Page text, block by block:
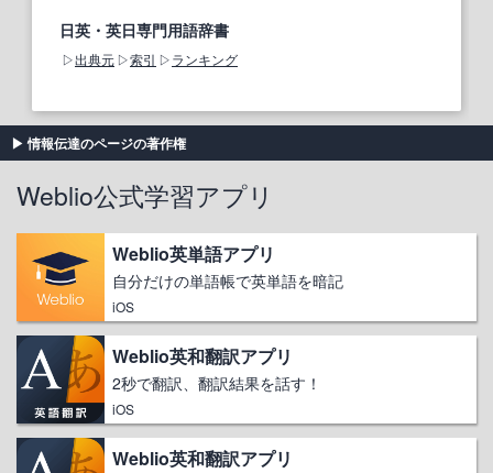
日英・英日専門用語辞書
出典元 索引 ランキング
情報伝達のページの著作権
Weblio公式学習アプリ
Weblio英単語アプリ
自分だけの単語帳で英単語を暗記
iOS
Weblio英和翻訳アプリ
2秒で翻訳、翻訳結果を話す！
iOS
Weblio英和翻訳アプリ